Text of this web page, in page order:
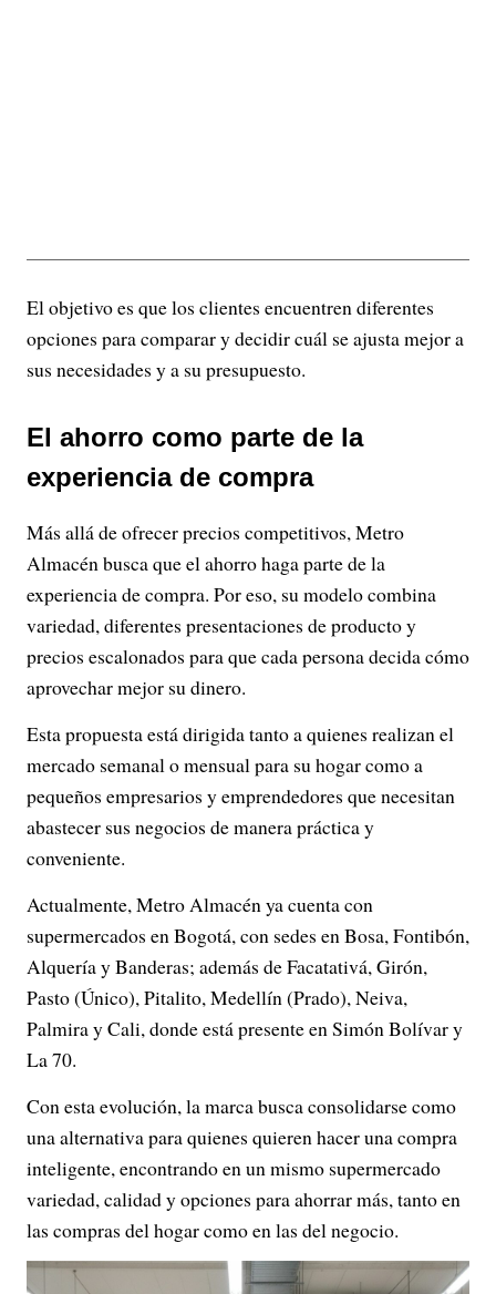
El objetivo es que los clientes encuentren diferentes
opciones para comparar y decidir cuál se ajusta mejor a
sus necesidades y a su presupuesto.
El ahorro como parte de la
experiencia de compra
Más allá de ofrecer precios competitivos, Metro
Almacén busca que el ahorro haga parte de la
experiencia de compra. Por eso, su modelo combina
variedad, diferentes presentaciones de producto y
precios escalonados para que cada persona decida cómo
aprovechar mejor su dinero.
Esta propuesta está dirigida tanto a quienes realizan el
mercado semanal o mensual para su hogar como a
pequeños empresarios y emprendedores que necesitan
abastecer sus negocios de manera práctica y
conveniente.
Actualmente, Metro Almacén ya cuenta con
supermercados en Bogotá, con sedes en Bosa, Fontibón,
Alquería y Banderas; además de Facatativá, Girón,
Pasto (Único), Pitalito, Medellín (Prado), Neiva,
Palmira y Cali, donde está presente en Simón Bolívar y
La 70.
Con esta evolución, la marca busca consolidarse como
una alternativa para quienes quieren hacer una compra
inteligente, encontrando en un mismo supermercado
variedad, calidad y opciones para ahorrar más, tanto en
las compras del hogar como en las del negocio.